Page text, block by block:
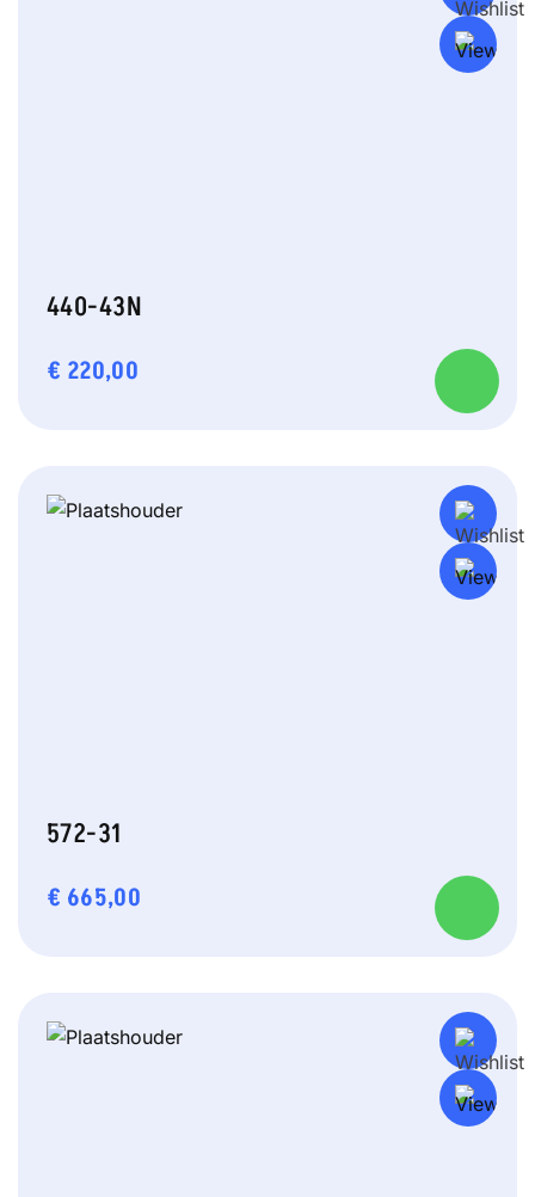
440-43N
€ 220,00
572-31
€ 665,00